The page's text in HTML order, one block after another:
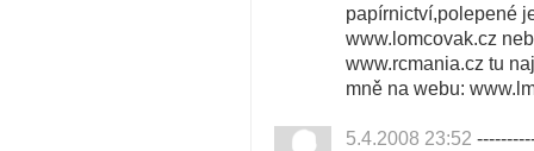
papírnictví,polepené
www.lomcovak.cz
www.rcmania.cz tu
mně na webu:
5.4.2008 23:52